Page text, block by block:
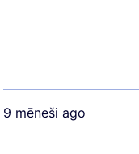
9 mēneši ago